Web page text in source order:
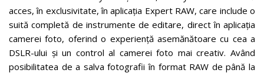
acces, în exclusivitate, în aplicația Expert RAW, care include o
suită completă de instrumente de editare, direct în aplicația
camerei foto, oferind o experiență asemănătoare cu cea a
DSLR-ului și un control al camerei foto mai creativ. Având
posibilitatea de a salva fotografii în format RAW de până la